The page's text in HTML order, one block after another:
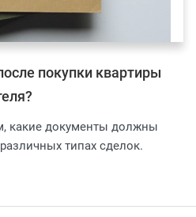
покупки квартиры
какие документы должны
типах сделок.